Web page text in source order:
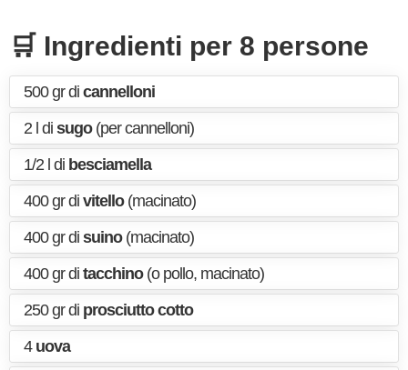
🛒 Ingredienti per 8 persone
500 gr di cannelloni
2 l di sugo(per cannelloni)
1/2 l di besciamella
400 gr di vitello(macinato)
400 gr di suino(macinato)
400 gr di tacchino(o pollo, macinato)
250 gr di prosciutto cotto
4 uova